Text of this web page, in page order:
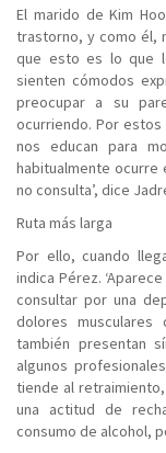
El marido de Kim
trastorno, y como él,
que esto es lo que
sienten cómodos
preocupar a su
ocurriendo. Por
nos educan para
habitualmente
no consulta’, dice
Ruta más larga
Por ello, cuando
indica Pérez.
consultar por una
dolores musculares
también presentan
algunos
tiende al
una actitud de
consumo de alcohol,